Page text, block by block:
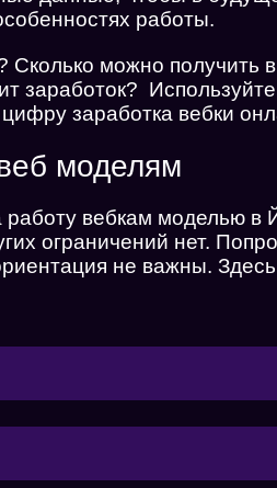
работы.
можно получить
заработок?
заработка вебки
моделям
работу вебкам моделью
ограничений нет.
не важны.